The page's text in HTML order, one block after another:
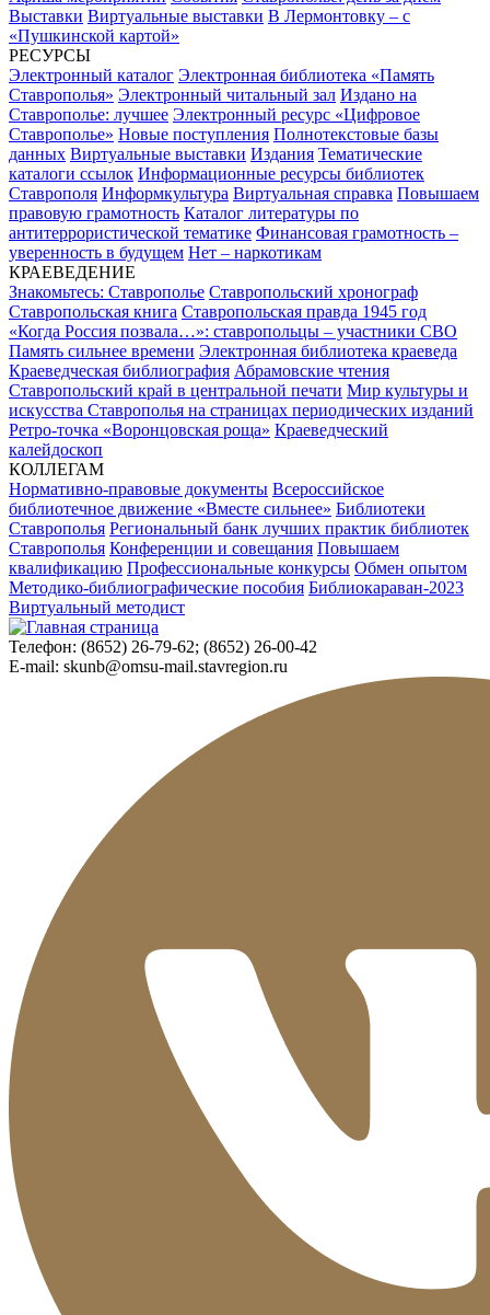
Выставки Виртуальные выставки В Лермонтовку – с
«Пушкинской картой»
РЕСУРСЫ
Электронный каталог Электронная библиотека «Память
Ставрополья» Электронный читальный зал Издано на
Ставрополье: лучшее Электронный ресурс «Цифровое
Ставрополье» Новые поступления Полнотекстовые базы
данных Виртуальные выставки Издания Тематические
каталоги ссылок Информационные ресурсы библиотек
Ставрополя Информкультура Виртуальная справка Повышаем
правовую грамотность Каталог литературы по
антитеррористической тематике Финансовая грамотность –
уверенность в будущем Нет – наркотикам
КРАЕВЕДЕНИЕ
Знакомьтесь: Ставрополье Ставропольский хронограф
Ставропольская книга Ставропольская правда 1945 год
«Когда Россия позвала…»: ставропольцы – участники СВО
Память сильнее времени Электронная библиотека краеведа
Краеведческая библиография Абрамовские чтения
Ставропольский край в центральной печати Мир культуры и
искусства Ставрополья на страницах периодических изданий
Ретро-точка «Воронцовская роща» Краеведческий
калейдоскоп
КОЛЛЕГАМ
Нормативно-правовые документы Всероссийское
библиотечное движение «Вместе сильнее» Библиотеки
Ставрополья Региональный банк лучших практик библиотек
Ставрополья Конференции и совещания Повышаем
квалификацию Профессиональные конкурсы Обмен опытом
Методико-библиографические пособия Библиокараван-2023
Виртуальный методист
Телефон: (8652) 26-79-62; (8652) 26-00-42
E-mail: skunb@omsu-mail.stavregion.ru